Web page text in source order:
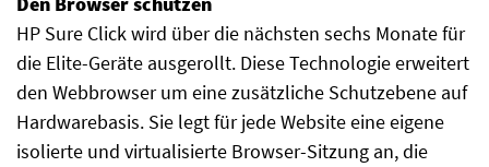
HP Sure Click wird über die nächsten sechs Monate für
die Elite-Geräte ausgerollt. Diese Technologie erweitert
den Webbrowser um eine zusätzliche Schutzebene auf
Hardwarebasis. Sie legt für jede Website eine eigene
isolierte und virtualisierte Browser-Sitzung an, die